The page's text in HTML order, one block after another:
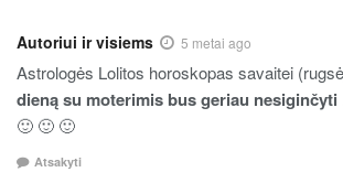
Autoriui ir visiems 5 metai ago
Astrologės Lolitos horoskopas savaitei
dieną su moterimis bus geriau nesiginčyti
🙂 🙂 🙂
Atsakyti